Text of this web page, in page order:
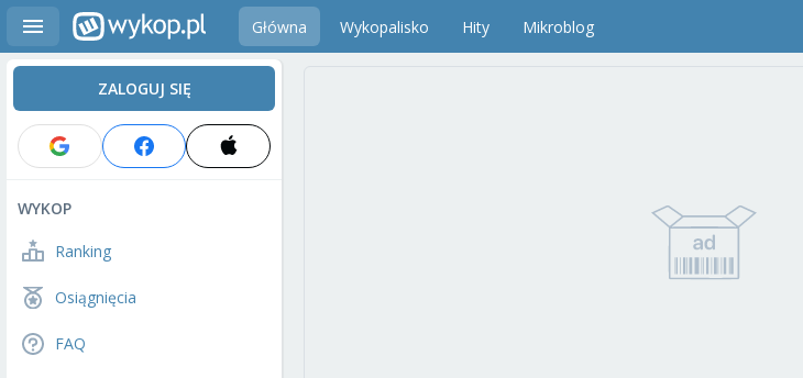
Główna Wykopalisko Hity Mikroblog
ZALOGUJ SIĘ
WYKOP
Ranking
Osiągnięcia
FAQ